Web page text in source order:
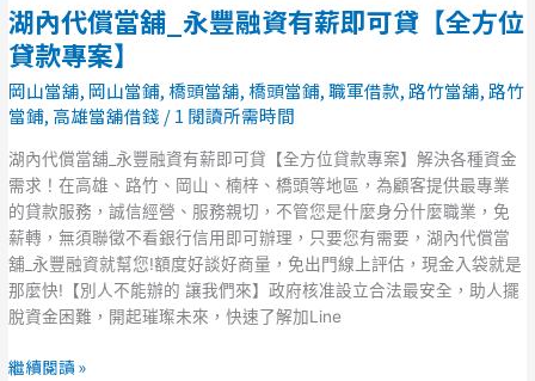
湖內代償當舖_永豐融資有薪即可貸【全方位
貸款專案】
岡山當舖, 岡山當鋪,橋頭當舖,橋頭當鋪,職軍借款, 路竹當舖, 路竹
當鋪, 高雄當舖借錢 /1 閱讀所需時間
湖內代償當舖_永豐融資有薪即可貸【全方位貸款專案】解決各種資金
需求！在高雄、路竹、岡山、楠梓、橋頭等地區，為顧客提供最專業
的貸款服務，誠信經營、服務親切，不管您是什麼身分什麼職業，免
薪轉，無須聯徵不看銀行信用即可辦理，只要您有需要，湖內代償當
舖_永豐融資就幫您!額度好談好商量，免出門線上評估，現金入袋就是
那麼快!【別人不能辦的 讓我們來】政府核准設立合法最安全，助人擺
脫資金困難，開起璀璨未來，快速了解加Line
湖
內
代
償
當
舖
_
永
豐
融
資
有
薪
即
繼續閱讀 »